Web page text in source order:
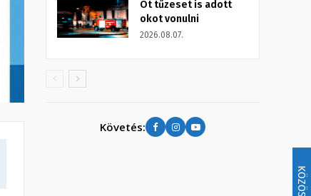
Öt tűzeset is adott
okot vonulni
2026.08.07.
Követés: